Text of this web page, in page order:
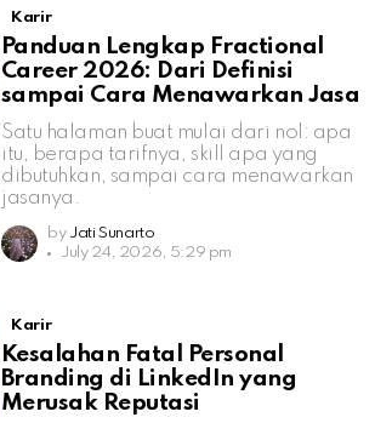
Karir
Panduan Lengkap Fractional
Career 2026: Dari Definisi
sampai Cara Menawarkan Jasa
Satu halaman buat mulai dari nol: apa
itu, berapa tarifnya, skill apa yang
dibutuhkan, sampai cara menawarkan
jasanya.
by Jati Sunarto
July 24, 2026, 5:29 pm
Karir
Kesalahan Fatal Personal
Branding di LinkedIn yang
Merusak Reputasi